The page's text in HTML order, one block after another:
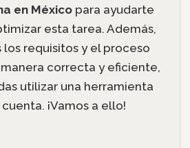
en Méxicopara ayudarte
esta tarea. Además,
requisitos y el proceso
correcta y eficiente,
utilizar una herramienta
¡Vamos a ello!